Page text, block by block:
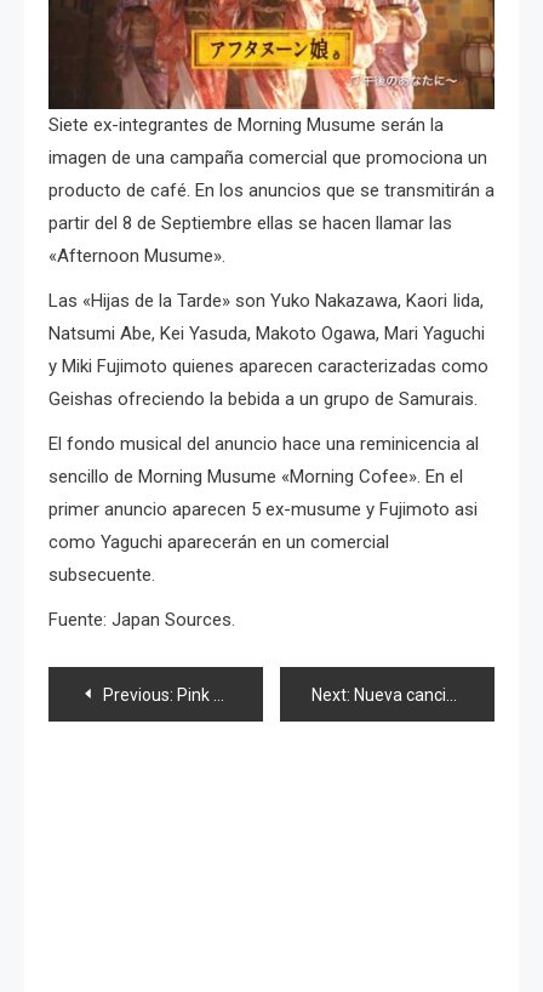
Siete ex-integrantes de Morning Musume serán la
imagen de una campaña comercial que promociona un
producto de café. En los anuncios que se transmitirán a
partir del 8 de Septiembre ellas se hacen llamar las
«Afternoon Musume».
Las «Hijas de la Tarde» son Yuko Nakazawa, Kaori Iida,
Natsumi Abe, Kei Yasuda, Makoto Ogawa, Mari Yaguchi
y Miki Fujimoto quienes aparecen caracterizadas como
Geishas ofreciendo la bebida a un grupo de Samurais.
El fondo musical del anuncio hace una reminicencia al
sencillo de Morning Musume «Morning Cofee». En el
primer anuncio aparecen 5 ex-musume y Fujimoto asi
como Yaguchi aparecerán en un comercial
subsecuente.
Fuente: Japan Sources.
Navegación
Previous: Pink Lady reloaded! Next: Nueva canción de AKB48 hecha para Universidad